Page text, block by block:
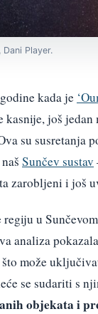
Player.
kada je
još
su susretanja
Sunčev sustav
zarobljeni i još
u
analiza
može
se sudariti s
objekata i